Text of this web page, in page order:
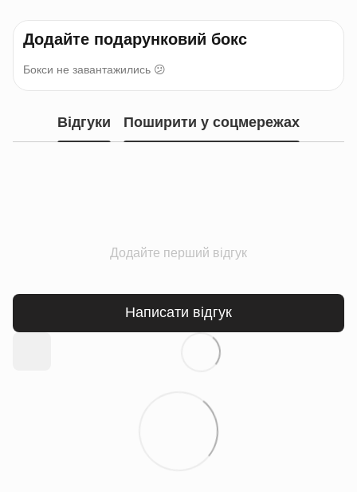
Додайте подарунковий бокс
Бокси не завантажились 😕
Відгуки Поширити у соцмережах
Додайте перший відгук
Написати відгук